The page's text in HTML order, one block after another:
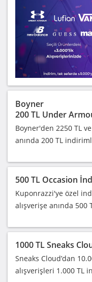
Boyner
200 TL Under
Boyner'den 2250 TL
anında 200 TL
500 TL Occasion
Kuponrazzi'ye özel
alışverişe anında 500
1000 TL Sneaks
Sneaks Cloud’dan
alışverişleri 1.000 TL